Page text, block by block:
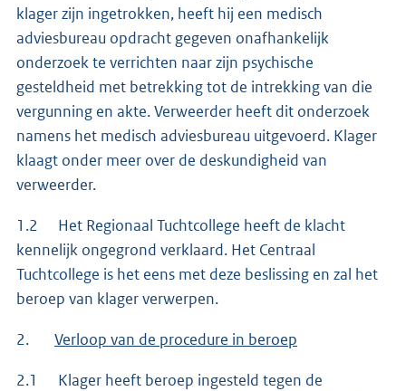
klager zijn ingetrokken, heeft hij een medisch
adviesbureau opdracht gegeven onafhankelijk
onderzoek te verrichten naar zijn psychische
gesteldheid met betrekking tot de intrekking van die
vergunning en akte. Verweerder heeft dit onderzoek
namens het medisch adviesbureau uitgevoerd. Klager
klaagt onder meer over de deskundigheid van
verweerder.
1.2 Het Regionaal Tuchtcollege heeft de klacht
kennelijk ongegrond verklaard. Het Centraal
Tuchtcollege is het eens met deze beslissing en zal het
beroep van klager verwerpen.
2. Verloop van de procedure in beroep
2.1 Klager heeft beroep ingesteld tegen de